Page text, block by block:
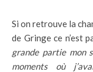
Si on retrouve la
de Gringe ce n’est
grande partie mon
moments où